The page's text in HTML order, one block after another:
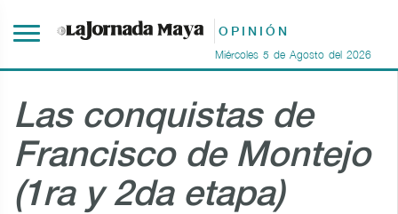
OPINIÓN
Miércoles 5 de Agosto del 2026
Las conquistas de
Francisco de Montejo
(1ra y 2da etapa)